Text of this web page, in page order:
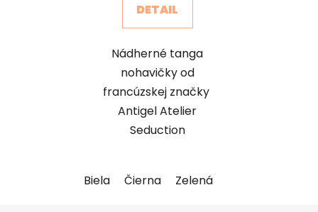
DETAIL
Nádherné tanga
nohavičky od
francúzskej značky
Antigel Atelier
Seduction
Biela Čierna Zelená